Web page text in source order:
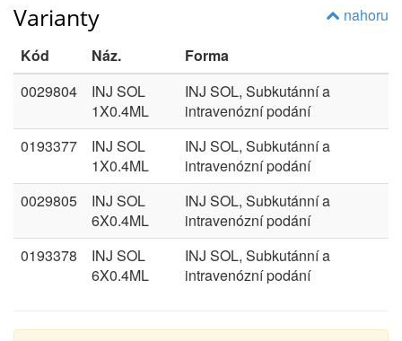
nahoru
Varianty
Kód Náz.
Forma
0029804
INJ SOL
1X0.4ML
INJ SOL, Subkutánní a
intravenózní podání
0193377
INJ SOL
1X0.4ML
INJ SOL, Subkutánní a
intravenózní podání
0029805
INJ SOL
6X0.4ML
INJ SOL, Subkutánní a
intravenózní podání
0193378
INJ SOL
6X0.4ML
INJ SOL, Subkutánní a
intravenózní podání